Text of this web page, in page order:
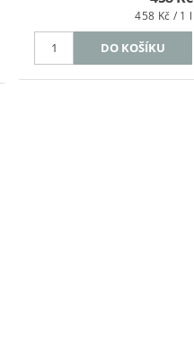
458 Kč / 1 l